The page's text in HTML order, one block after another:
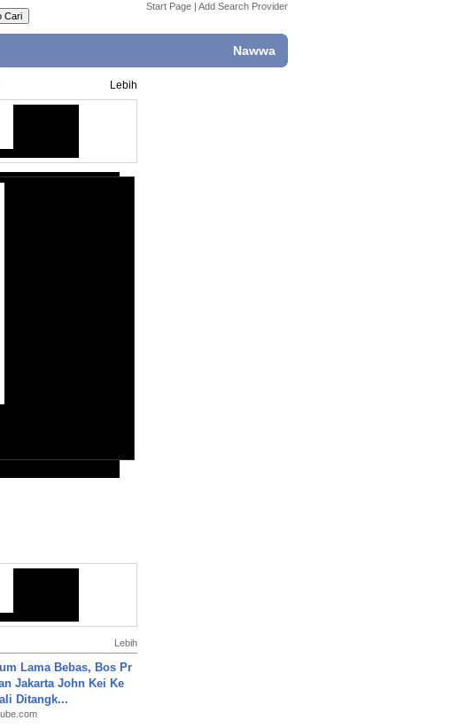
Start Page | Add Search Provider
Nawwa
Lebih
Lebih
Lama Bebas, Bos Pr
Jakarta John Kei Ke
Ditangk...